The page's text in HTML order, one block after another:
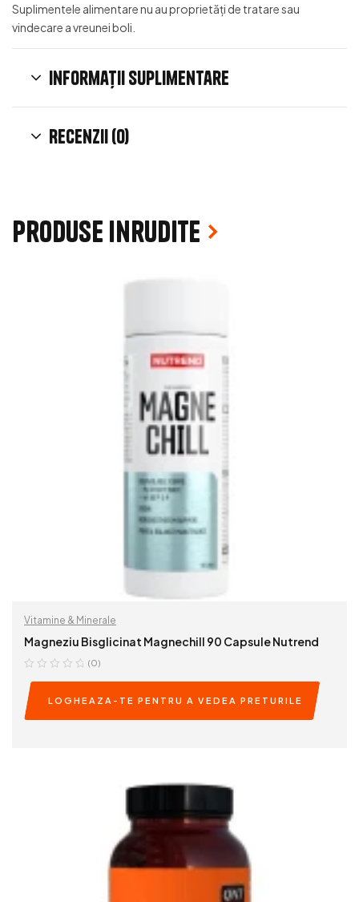
Suplimentele alimentare nu au proprietăți de tratare sau
vindecare a vreunei boli.
Informații suplimentare
Recenzii (0)
Produse inrudite
Vitamine & Minerale
Magneziu Bisglicinat Magnechill 90 Capsule Nutrend
(0)
LOGHEAZA-TE PENTRU A VEDEA PRETURILE